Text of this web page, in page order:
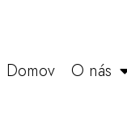
Domov O nás